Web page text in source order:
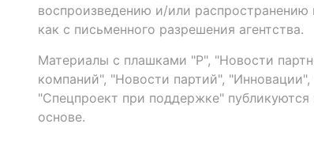
воспроизведению и/или
как с письменного разрешения агентства.
Материалы с плашками "Р", "Новости
компаний", "Новости партий",
"Спецпроект при поддержке"
основе.